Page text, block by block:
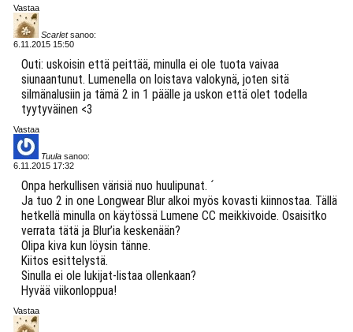
Vastaa
Scarlet sanoo:
6.11.2015 15:50
Outi: uskoisin että peittää, minulla ei ole tuota vaivaa
siunaantunut. Lumenella on loistava valokynä, joten sitä
silmänalusiin ja tämä 2 in 1 päälle ja uskon että olet todella
tyytyväinen <3
Vastaa
Tuula sanoo:
6.11.2015 17:32
Onpa herkullisen värisiä nuo huulipunat. ´
Ja tuo 2 in one Longwear Blur alkoi myös kovasti kiinnostaa. Tällä
hetkellä minulla on käytössä Lumene CC meikkivoide. Osaisitko
verrata tätä ja Blur’ia keskenään?
Olipa kiva kun löysin tänne.
Kiitos esittelystä.
Sinulla ei ole lukijat-listaa ollenkaan?
Hyvää viikonloppua!
Vastaa